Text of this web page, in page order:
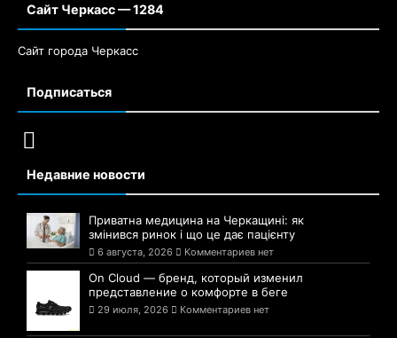
Сайт Черкасс — 1284
Сайт города Черкасс
Подписаться
Недавние новости
Приватна медицина на Черкащині: як
змінився ринок і що це дає пацієнту
6 августа, 2026 Комментариев нет
On Cloud — бренд, который изменил
представление о комфорте в беге
29 июля, 2026 Комментариев нет